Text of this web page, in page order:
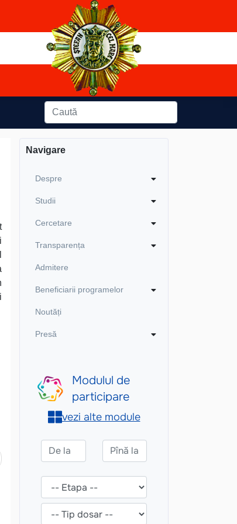
Navigare
Despre
Studii
Cercetare
Transparența
Admitere
Beneficiarii programelor
Noutăți
Presă